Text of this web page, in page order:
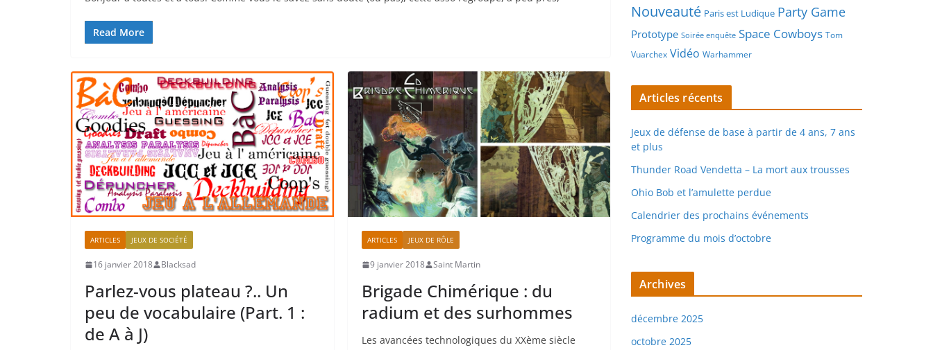
Read More
ARTICLES JEUX DE SOCIÉTÉ
16 janvier 2018 Blacksad
Parlez-vous plateau ?.. Un
peu de vocabulaire (Part. 1 :
de A à J)
ARTICLES JEUX DE RÔLE
9 janvier 2018 Saint Martin
Brigade Chimérique : du
radium et des surhommes
Les avancées technologiques du XXème siècle
Nouveauté Paris est Ludique Party Game
Prototype Soirée enquête Space Cowboys Tom
Vuarchex Vidéo Warhammer
Articles récents
Jeux de défense de base à partir de 4 ans, 7 ans
et plus
Thunder Road Vendetta – La mort aux trousses
Ohio Bob et l’amulette perdue
Calendrier des prochains événements
Programme du mois d’octobre
Archives
décembre 2025
octobre 2025